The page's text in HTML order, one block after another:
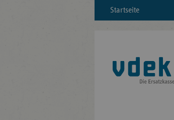
Startseite